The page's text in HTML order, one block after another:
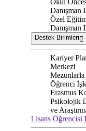
Okul
Danışman
Özel
Danışman
Destek Birimleri
Kariyer
Merkezi
Öğrenci
Erasmus
Psikolojik
ve
Lisans Öğrencisi